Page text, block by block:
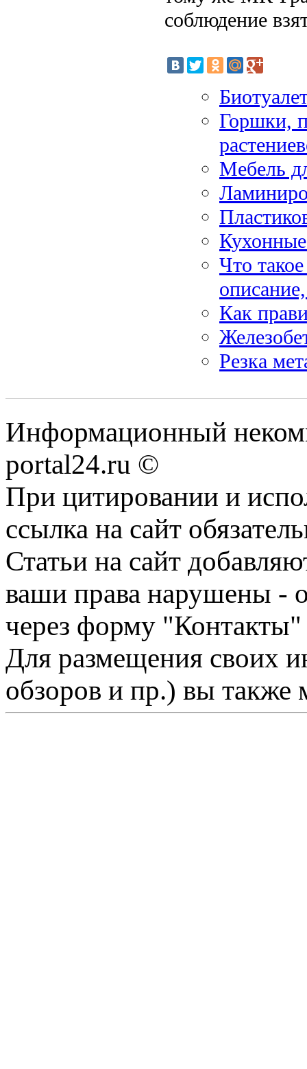
соблюдение
Горшки,
Мебель
Что
Как
Резка
Информационный
portal24.ru ©
При цитировании и
ссылка на сайт
Статьи на сайт
ваши права нарушены -
через форму "Контакты"
Для размещения своих
обзоров и пр.) вы также